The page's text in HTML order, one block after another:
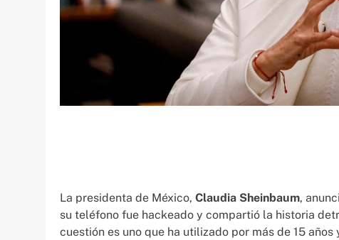
La presidenta de México, Claudia Sheinbaum,
su teléfono fue hackeado y compartió la historia
cuestión es uno que ha utilizado por más de 15